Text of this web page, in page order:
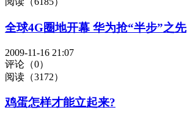
全球4G圈地开幕 华为抢“半步”之先
2009-11-16 21:07
评论（0）
阅读（3172）
鸡蛋怎样才能立起来?